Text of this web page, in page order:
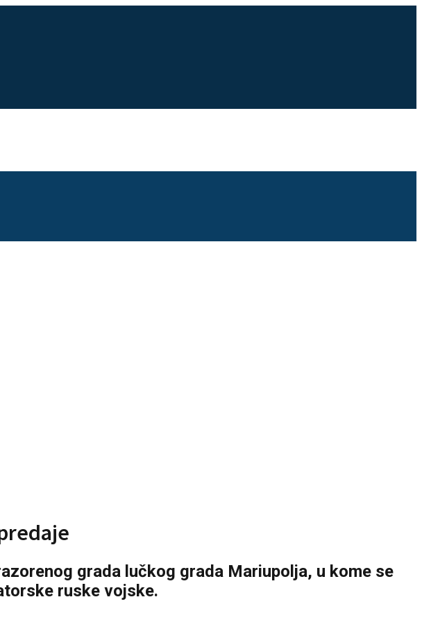
grada lučkog grada Mariupolja, u kome se
ruske vojske.